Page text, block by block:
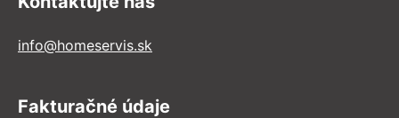
info@homeservis.sk
Fakturačné údaje